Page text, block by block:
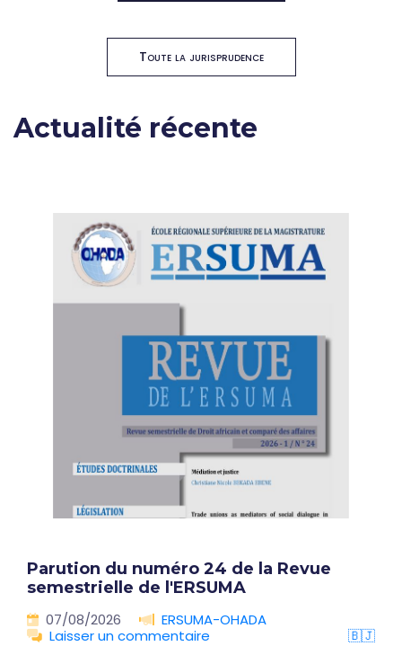
Toute la jurisprudence
Actualité récente
Parution du numéro 24 de la Revue
semestrielle de l'ERSUMA
07/08/2026
ERSUMA-OHADA
Laisser un commentaire
🇧🇯